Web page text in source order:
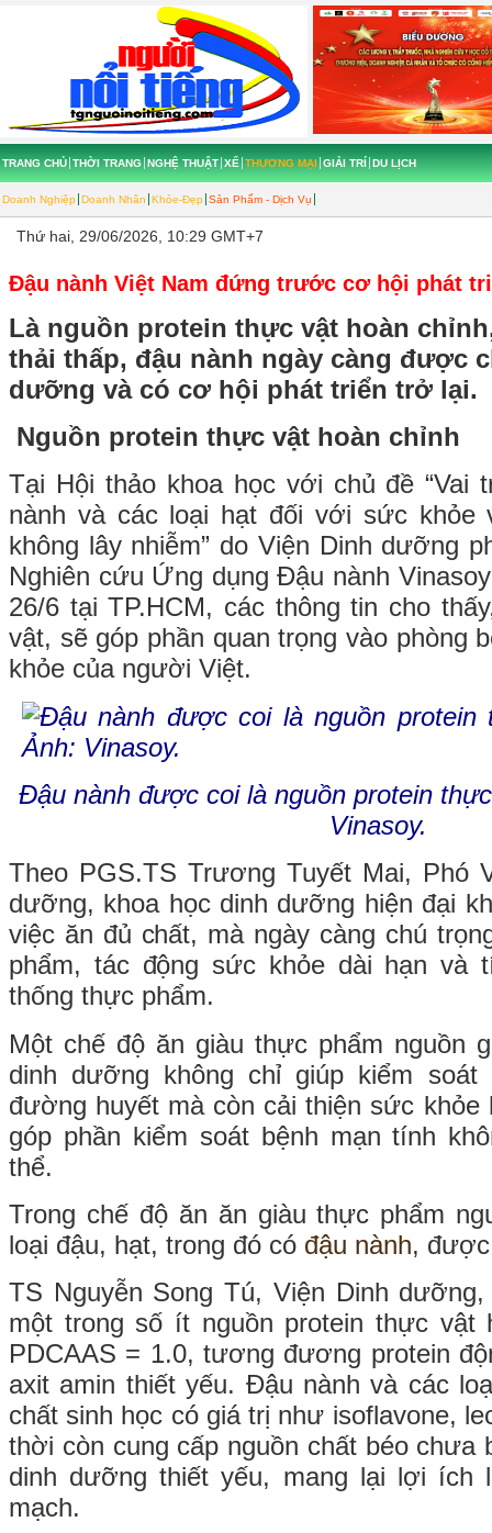
TRANG CHỦ THỜI TRANG NGHỆ THUẬT XẾ THƯƠNG MẠI
Doanh Nghiệp Doanh Nhân Khỏe-Đẹp Sản Phẩm - Dịch Vụ
GIẢI TRÍ DU LỊCH
Thứ hai, 29/06/2026, 10:29 GMT+7
Đậu nành Việt Nam đứng trước cơ hội phát
Là nguồn protein thực vật hoàn
thải thấp, đậu nành ngày càng được
dưỡng và có cơ hội phát triển trở lại.
Nguồn protein thực vật hoàn chỉnh
Tại Hội thảo khoa học với chủ đề “Vai
nành và các loại hạt đối với sức khỏe
không lây nhiễm” do Viện Dinh dưỡng
Nghiên cứu Ứng dụng Đậu nành
26/6 tại TP.HCM, các thông tin cho
vật, sẽ góp phần quan trọng vào phòng
khỏe của người Việt.
Đậu nành được coi là nguồn protein
Vinasoy.
Theo PGS.TS Trương Tuyết Mai, Phó
dưỡng, khoa học dinh dưỡng hiện đại
việc ăn đủ chất, mà ngày càng chú
phẩm, tác động sức khỏe dài hạn và
thống thực phẩm.
Một chế độ ăn giàu thực phẩm nguồn
dinh dưỡng không chỉ giúp kiểm
đường huyết mà còn cải thiện sức
góp phần kiểm soát bệnh mạn tính
thể.
Trong chế độ ăn ăn giàu thực phẩm
loại đậu, hạt, trong đó có đậu nành,
TS Nguyễn Song Tú, Viện Dinh
một trong số ít nguồn protein thực vật
PDCAAS = 1.0, tương đương protein
axit amin thiết yếu. Đậu nành và các
chất sinh học có giá trị như isoflavone,
thời còn cung cấp nguồn chất béo chưa
dinh dưỡng thiết yếu, mang lại lợi ích
mạch.